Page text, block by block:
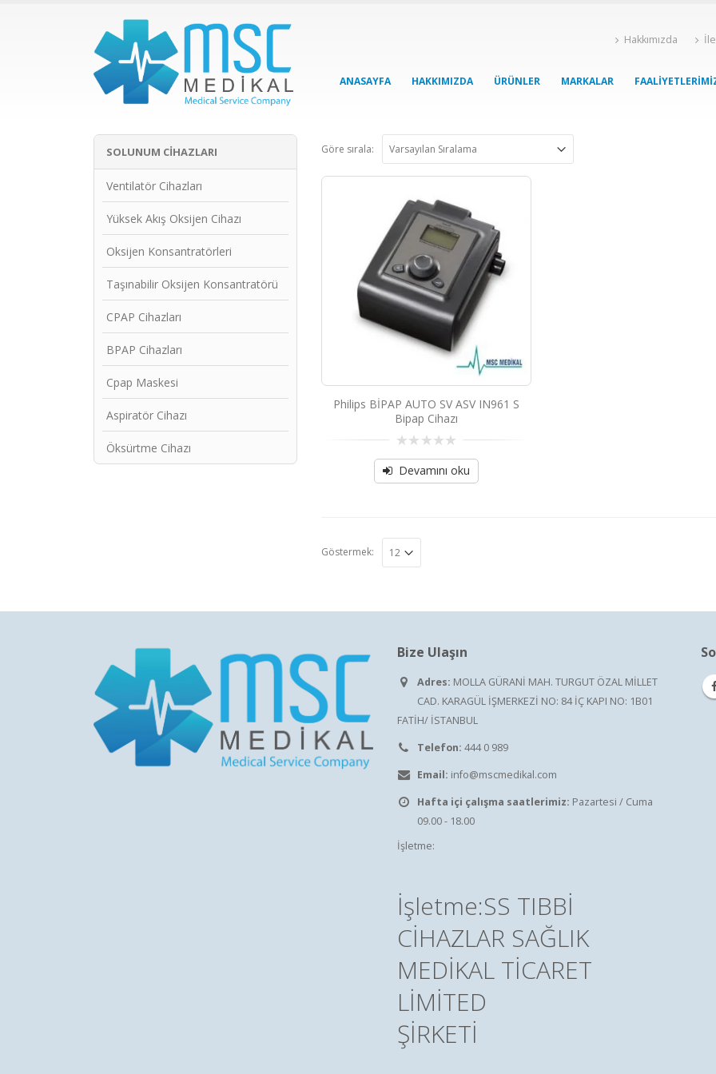
Hakkımızda
ANASAYFA HAKKIMIZDA ÜRÜNLER MARKALAR
Göre sırala:
Philips BİPAP AUTO SV ASV IN961 S
Bipap Cihazı
0
outDevamını oku
Göstermek:
SOLUNUM CIHAZLARI
Ventilatör Cihazları
Yüksek Akış Oksijen Cihazı
Oksijen Konsantratörleri
Taşınabilir Oksijen Konsantratörü
CPAP Cihazları
BPAP Cihazları
Cpap Maskesi
Aspiratör Cihazı
Öksürtme Cihazı
Bize Ulaşın
Adres: MOLLA GÜRANİ MAH. TURGUT ÖZAL MİLLET
CAD. KARAGÜL İŞMERKEZİ NO: 84 İÇ KAPI NO: 1B01
FATİH/ İSTANBUL
Telefon: 444 0 989
Email: info@mscmedikal.com
Hafta içi çalışma saatlerimiz: Pazartesi / Cuma
09.00 - 18.00
İşletme:
İşletme:SS TIBBİ
CİHAZLAR SAĞLIK
MEDİKAL TİCARET
LİMİTED
ŞİRKETİ